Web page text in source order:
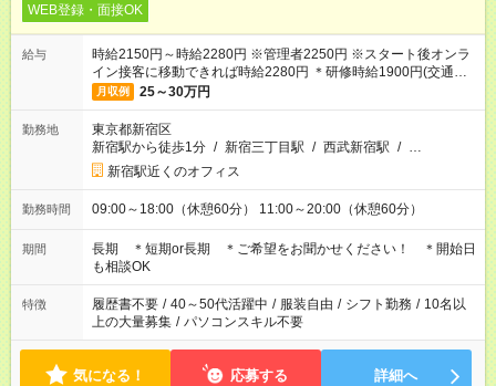
WEB登録・面接OK
給与
時給2150円～時給2280円 ※管理者2250円 ※スタート後オンラ
イン接客に移動できれば時給2280円 ＊研修時給1900円(交通費
含む) ＊週払いOK
月収例 25～30万円
勤務地
東京都新宿区
新宿駅から徒歩1分 / 新宿三丁目駅 / 西武新宿駅 / …
新宿駅近くのオフィス
勤務時間 09:00～18:00（休憩60分） 11:00～20:00（休憩60分）
期間
長期 ＊短期or長期 ＊ご希望をお聞かせください！ ＊開始日
も相談OK
特徴 履歴書不要 / 40～50代活躍中 / 服装自由 / シフト勤務 / 10名以
上の大量募集 / パソコンスキル不要
気になる！ 応募する 詳細へ